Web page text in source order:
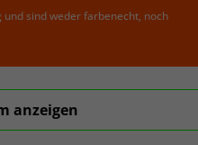
sind weder farbenecht, noch
anzeigen